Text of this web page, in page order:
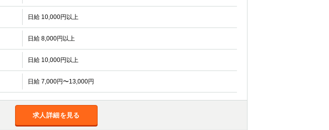
日給 10,000円以上
日給 8,000円以上
日給 10,000円以上
日給 7,000円〜13,000円
求人詳細を見る
たまプラーザ 大船
相模原
桜木町
川越
獨協大学前＜草
加松原＞
成田 千葉
西船橋
柏（東口）
八千代台 本八幡